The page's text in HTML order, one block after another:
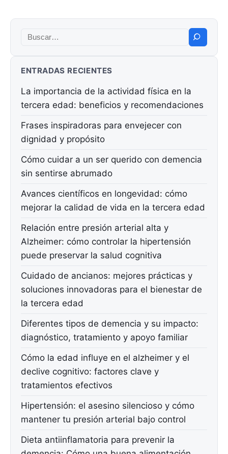
Buscar:
ENTRADAS RECIENTES
La importancia de la actividad física en la
tercera edad: beneficios y recomendaciones
Frases inspiradoras para envejecer con
dignidad y propósito
Cómo cuidar a un ser querido con demencia
sin sentirse abrumado
Avances científicos en longevidad: cómo
mejorar la calidad de vida en la tercera edad
Relación entre presión arterial alta y
Alzheimer: cómo controlar la hipertensión
puede preservar la salud cognitiva
Cuidado de ancianos: mejores prácticas y
soluciones innovadoras para el bienestar de
la tercera edad
Diferentes tipos de demencia y su impacto:
diagnóstico, tratamiento y apoyo familiar
Cómo la edad influye en el alzheimer y el
declive cognitivo: factores clave y
tratamientos efectivos
Hipertensión: el asesino silencioso y cómo
mantener tu presión arterial bajo control
Dieta antiinflamatoria para prevenir la